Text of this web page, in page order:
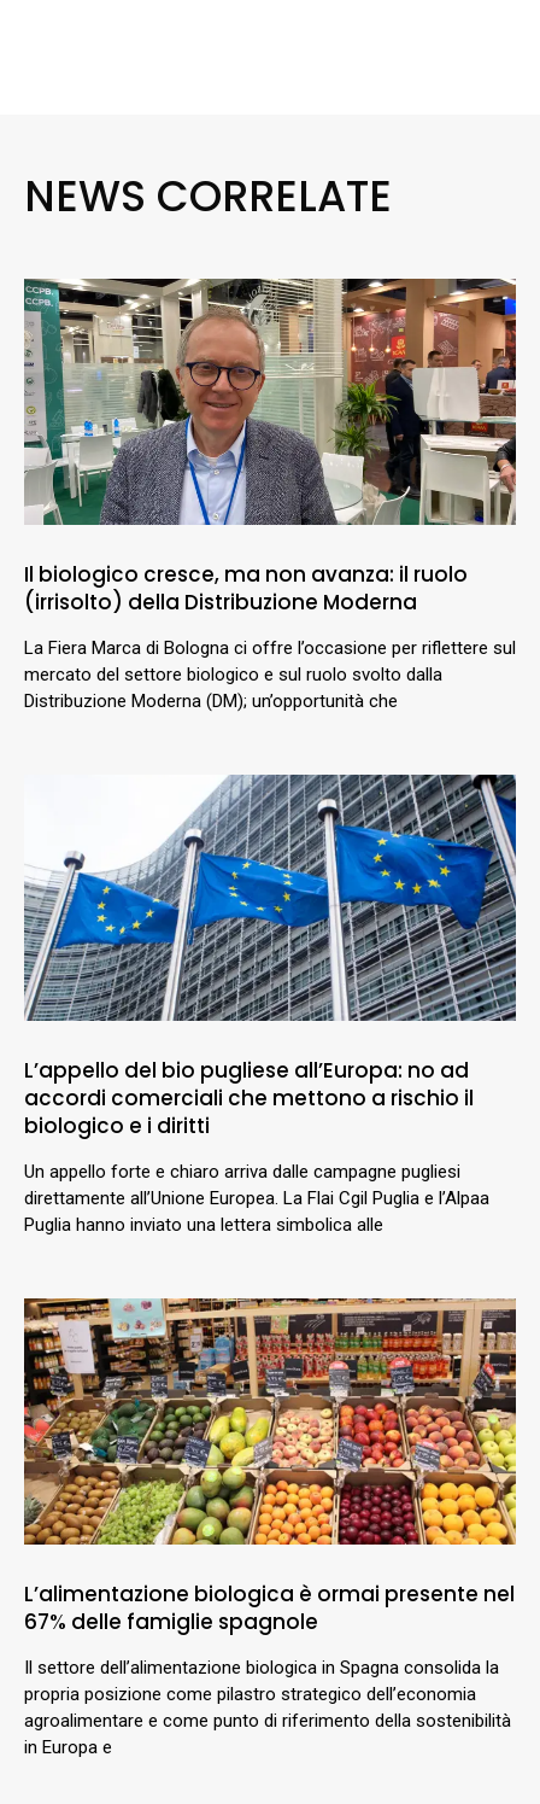
NEWS CORRELATE
Il biologico cresce, ma non avanza: il ruolo
(irrisolto) della Distribuzione Moderna
La Fiera Marca di Bologna ci offre l’occasione per riflettere sul
mercato del settore biologico e sul ruolo svolto dalla
Distribuzione Moderna (DM); un’opportunità che
L’appello del bio pugliese all’Europa: no ad
accordi comerciali che mettono a rischio il
biologico e i diritti
Un appello forte e chiaro arriva dalle campagne pugliesi
direttamente all’Unione Europea. La Flai Cgil Puglia e l’Alpaa
Puglia hanno inviato una lettera simbolica alle
L’alimentazione biologica è ormai presente nel
67% delle famiglie spagnole
Il settore dell’alimentazione biologica in Spagna consolida la
propria posizione come pilastro strategico dell’economia
agroalimentare e come punto di riferimento della sostenibilità
in Europa e